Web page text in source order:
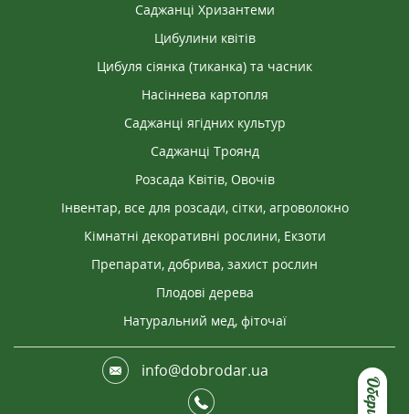
Саджанці Хризантеми
Цибулини квітів
Цибуля сіянка (тиканка) та часник
Насіннева картопля
Саджанці ягідних культур
Саджанці Троянд
Розсада Квітів, Овочів
Інвентар, все для розсади, сітки, агроволокно
Кімнатні декоративні рослини, Екзоти
Препарати, добрива, захист рослин
Плодові дерева
Натуральний мед, фіточаї
info@dobrodar.ua